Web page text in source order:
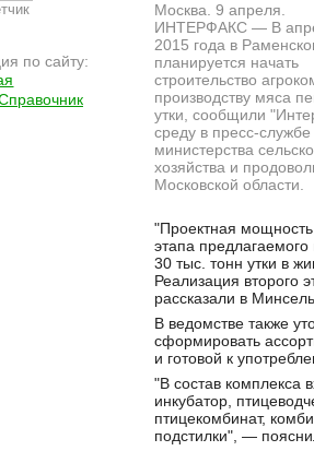
по сайту:
Москва. 9 апреля.
ИНТЕРФАКС — В
2015 года в
планируется начать
строительство
производству мяса
утки, сообщили
среду в пресс-службе
министерства
хозяйства и
Московской области.
"Проектная мощность
этапа
30 тыс. тонн утки в
Реализация второго
рассказали в
В ведомстве также
сформировать
и готовой к
"В состав комплекса
инкубатор,
птицекомбинат,
подстилки", —